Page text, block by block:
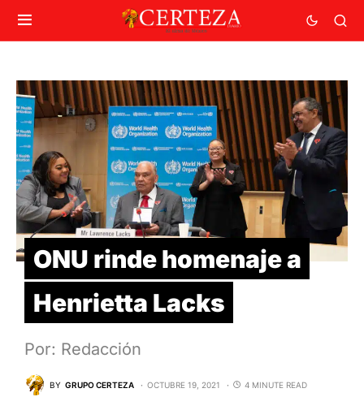
ONU rinde homenaje a
Henrietta Lacks
Por: Redacción
BY GRUPO CERTEZA OCTUBRE 19, 2021 4 MINUTE READ